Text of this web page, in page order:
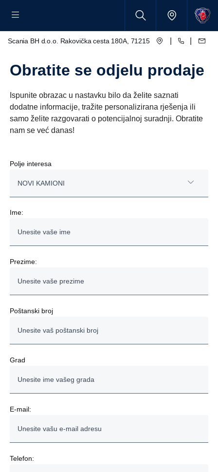
Scania BH d.o.o. Rakovička cesta 180A, 71215 Blažuj - Sarajevo
Obratite se odjelu prodaje
Ispunite obrazac u nastavku bilo da želite saznati
dodatne informacije, tražite personalizirana rješenja ili
samo želite razgovarati o potencijalnoj suradnji. Obratite
nam se već danas!
Polje interesa
NOVI KAMIONI
RABLJENI KAMIONI
MOTORI
FINANCIRANJE
Ime:
Prezime:
Poštanski broj
Grad
E-mail:
Telefon: